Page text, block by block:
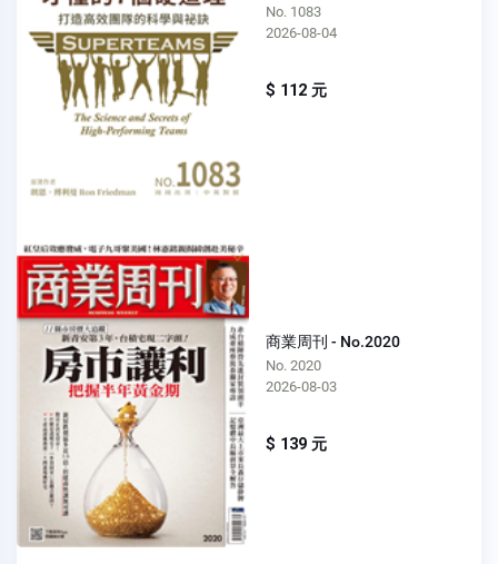
No. 1083
2026-08-04
$ 112 元
商業周刊 - No.2020
No. 2020
2026-08-03
$ 139 元